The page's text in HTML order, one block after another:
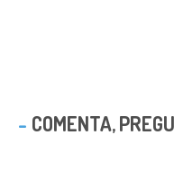
COMENTA,